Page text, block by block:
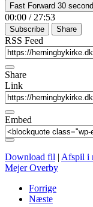
Fast Forward 30
00:00 / 27:53
Subscribe Share
RSS Feed
Share
Link
Embed
Download fil | Afspil i
Mejer Overby
Forrige
Næste